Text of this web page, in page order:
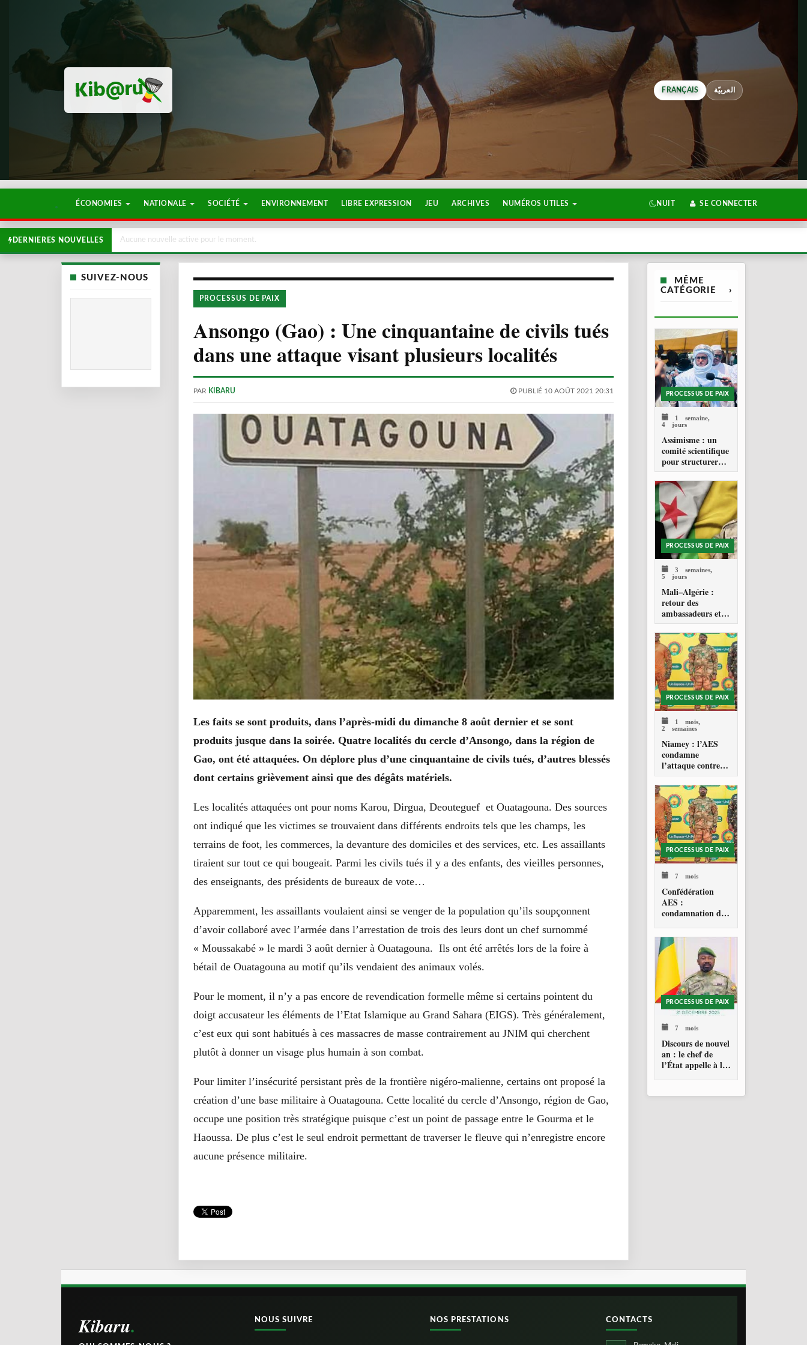
FRANÇAIS العربيّة
ÉCONOMIES NATIONALE SOCIÉTÉ ENVIRONNEMENT LIBRE EXPRESSION JEU ARCHIVES NUMÉROS UTILES NUIT SE CONNECTER
DERNIERES NOUVELLES Aucune nouvelle active pour le moment.
SUIVEZ-NOUS
PROCESSUS DE PAIX
Ansongo (Gao) : Une cinquantaine de civils tués
dans une attaque visant plusieurs localités
PAR KIBARU PUBLIÉ 10 AOÛT 2021 20:31
Les faits se sont produits, dans l’après-midi du dimanche 8 août dernier et se sont
produits jusque dans la soirée. Quatre localités du cercle d’Ansongo, dans la région de
Gao, ont été attaquées. On déplore plus d’une cinquantaine de civils tués, d’autres blessés
dont certains grièvement ainsi que des dégâts matériels.
Les localités attaquées ont pour noms Karou, Dirgua, Deouteguef et Ouatagouna. Des sources
ont indiqué que les victimes se trouvaient dans différents endroits tels que les champs, les
terrains de foot, les commerces, la devanture des domiciles et des services, etc. Les assaillants
tiraient sur tout ce qui bougeait. Parmi les civils tués il y a des enfants, des vieilles personnes,
des enseignants, des présidents de bureaux de vote…
Apparemment, les assaillants voulaient ainsi se venger de la population qu’ils soupçonnent
d’avoir collaboré avec l’armée dans l’arrestation de trois des leurs dont un chef surnommé
« Moussakabé » le mardi 3 août dernier à Ouatagouna. Ils ont été arrêtés lors de la foire à
bétail de Ouatagouna au motif qu’ils vendaient des animaux volés.
Pour le moment, il n’y a pas encore de revendication formelle même si certains pointent du
doigt accusateur les éléments de l’Etat Islamique au Grand Sahara (EIGS). Très généralement,
c’est eux qui sont habitués à ces massacres de masse contrairement au JNIM qui cherchent
plutôt à donner un visage plus humain à son combat.
Pour limiter l’insécurité persistant près de la frontière nigéro-malienne, certains ont proposé la
création d’une base militaire à Ouatagouna. Cette localité du cercle d’Ansongo, région de Gao,
occupe une position très stratégique puisque c’est un point de passage entre le Gourma et le
Haoussa. De plus c’est le seul endroit permettant de traverser le fleuve qui n’enregistre encore
aucune présence militaire.
MÊME
CATÉGORIE
›
PROCESSUS DE PAIX
1 semaine,
4 jours
Assimisme : un
comité scientifique
pour structurer
une doctrine de la
refondation
PROCESSUS DE PAIX
3 semaines,
5 jours
Mali–Algérie :
retour des
ambassadeurs et
réouverture des
espaces aériens
PROCESSUS DE PAIX
1 mois,
2 semaines
Niamey : l’AES
condamne
l’attaque contre
l’aéroport Diori
Hamani
PROCESSUS DE PAIX
7 mois
Confédération
AES :
condamnation de
américaine au
Venezuela
PROCESSUS DE PAIX
7 mois
Discours de nouvel
an : le chef de
l’État appelle à la
Kibaru NOUS SUIVRE NOS PRESTATIONS CONTACTS